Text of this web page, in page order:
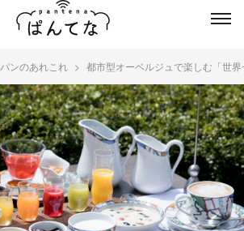
パンのあれこれ 都市型オーベルジュで楽しむ「世